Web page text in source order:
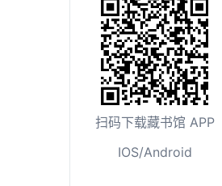
扫码下载藏书馆 APP
IOS/Android